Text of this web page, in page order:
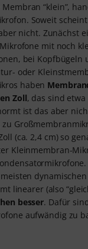
“klein”,
Soweit
nicht. Zunächst
mit noch
bei Kopfbügeln
oder
haben
Zoll, das sind etwa
ist das aber
(ca. 2,4 cm) so
Kleinmembran-
linearer (also
besser. Dafür
aufwändig zu